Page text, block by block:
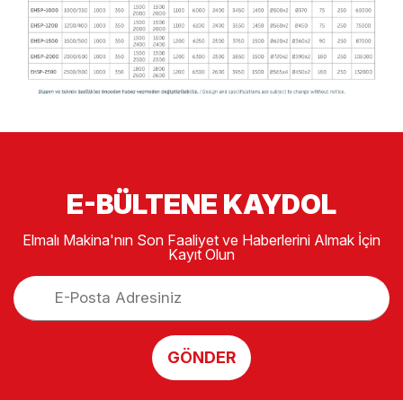
E-BÜLTENE KAYDOL
Elmalı Makina'nın Son Faaliyet ve Haberlerini Almak İçin
Kayıt Olun
GÖNDER